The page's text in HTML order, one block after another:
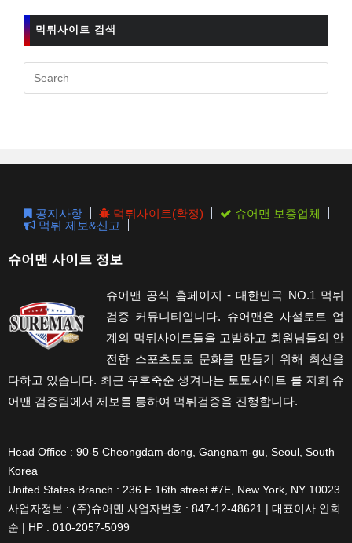
먹튀사이트 검색
공지사항 먹튀사이트(확정)
슈어맨 보증업체
먹튀 제보&신고
슈어맨 사이트 정보
슈어맨 공식 홈페이지 - 대한민국 NO.1 먹튀
검증 커뮤니티입니다. 슈어맨은 사설토토 업
계의 먹튀사이트들을 고발하고 회원님들의 안
전한 스포츠토토 문화를 만들기 위해 최선을
다하고 있습니다. 최근 우후죽순 생겨나는 토토사이트 를 저희 슈
어맨 검증팀에서 제보를 통하여 먹튀검증을 진행합니다.
Head Office : 90-5 Cheongdam-dong, Gangnam-gu, Seoul, South
Korea
United States Branch : 236 E 16th street #7E, New York, NY 10023
사업자정보 : (주)슈어맨 사업자번호 : 847-12-48621 | 대표이사 안희
순 | HP : 010-2057-5099